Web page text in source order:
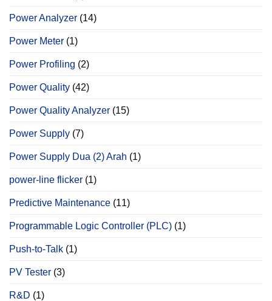
Power Analyzer (14)
Power Meter (1)
Power Profiling (2)
Power Quality (42)
Power Quality Analyzer (15)
Power Supply (7)
Power Supply Dua (2) Arah (1)
power‐line flicker (1)
Predictive Maintenance (11)
Programmable Logic Controller (PLC) (1)
Push-to-Talk (1)
PV Tester (3)
R&D (1)